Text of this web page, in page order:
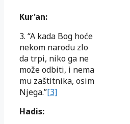
Kur'an:
3. “A kada Bog hoće
nekom narodu zlo
da trpi, niko ga ne
može odbiti, i nema
mu zaštitnika, osim
Njega.”[3]
Hadis: